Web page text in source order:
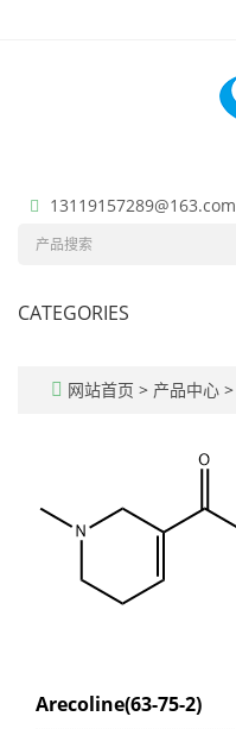
13119157289@163.com
CATEGORIES
网站首页 > 产品中心 >
Arecoline(63-75-2)